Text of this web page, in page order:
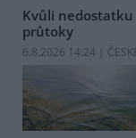
Kvůli
průtoky
6.8.2026 14:24 |